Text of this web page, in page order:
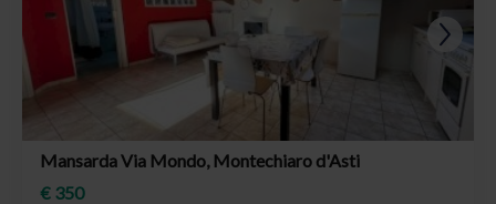
Mansarda Via Mondo, Montechiaro d'Asti
€ 350